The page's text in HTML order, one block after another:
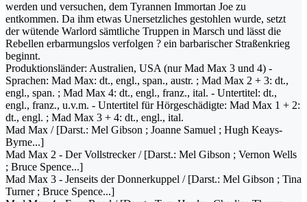
werden und versuchen, dem Tyrannen Immortan Joe zu
entkommen. Da ihm etwas Unersetzliches gestohlen wurde, setzt
der wütende Warlord sämtliche Truppen in Marsch und lässt die
Rebellen erbarmungslos verfolgen ? ein barbarischer Straßenkrieg
beginnt.
Produktionsländer: Australien, USA (nur Mad Max 3 und 4) -
Sprachen: Mad Max: dt., engl., span., austr. ; Mad Max 2 + 3: dt.,
engl., span. ; Mad Max 4: dt., engl., franz., ital. - Untertitel: dt.,
engl., franz., u.v.m. - Untertitel für Hörgeschädigte: Mad Max 1 + 2:
dt., engl. ; Mad Max 3 + 4: dt., engl., ital.
Mad Max / [Darst.: Mel Gibson ; Joanne Samuel ; Hugh Keays-
Byrne...]
Mad Max 2 - Der Vollstrecker / [Darst.: Mel Gibson ; Vernon Wells
; Bruce Spence...]
Mad Max 3 - Jenseits der Donnerkuppel / [Darst.: Mel Gibson ; Tina
Turner ; Bruce Spence...]